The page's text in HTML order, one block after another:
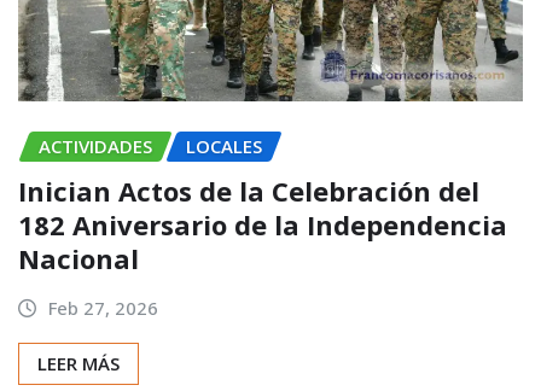
ACTIVIDADES LOCALES
Inician Actos de la Celebración del
182 Aniversario de la Independencia
Nacional
Feb 27, 2026
LEER MÁS